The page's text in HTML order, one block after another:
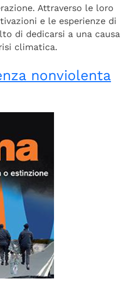
Attraverso le loro
e le esperienze di
di dedicarsi a una causa
climatica.
nonviolenta